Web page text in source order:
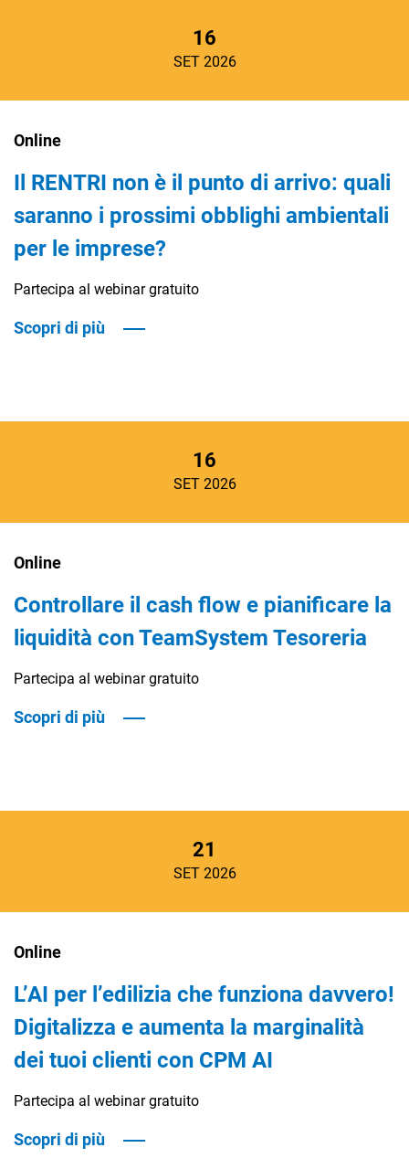
16
SET 2026
Online
Il RENTRI non è il punto di arrivo: quali
saranno i prossimi obblighi ambientali
per le imprese?
Partecipa al webinar gratuito
Scopri di più
16
SET 2026
Online
Controllare il cash flow e pianificare la
liquidità con TeamSystem Tesoreria
Partecipa al webinar gratuito
Scopri di più
21
SET 2026
Online
L’AI per l’edilizia che funziona davvero!
Digitalizza e aumenta la marginalità
dei tuoi clienti con CPM AI
Partecipa al webinar gratuito
Scopri di più